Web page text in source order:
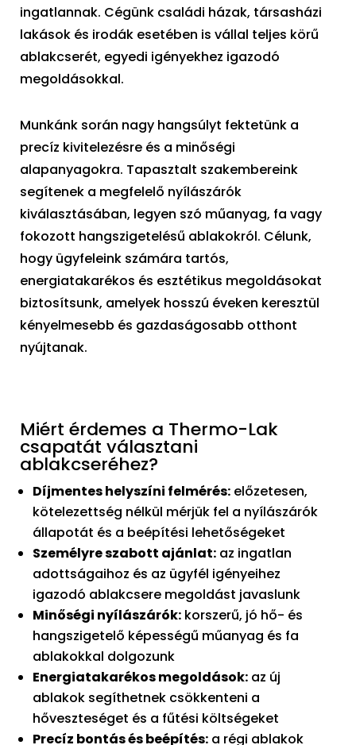
ingatlannak. Cégünk családi házak, társasházi
lakások és irodák esetében is vállal teljes körű
ablakcserét, egyedi igényekhez igazodó
megoldásokkal.
Munkánk során nagy hangsúlyt fektetünk a
precíz kivitelezésre és a minőségi
alapanyagokra. Tapasztalt szakembereink
segítenek a megfelelő nyílászárók
kiválasztásában, legyen szó műanyag, fa vagy
fokozott hangszigetelésű ablakokról. Célunk,
hogy ügyfeleink számára tartós,
energiatakarékos és esztétikus megoldásokat
biztosítsunk, amelyek hosszú éveken keresztül
kényelmesebb és gazdaságosabb otthont
nyújtanak.
Miért érdemes a Thermo-Lak
csapatát választani
ablakcseréhez?
Díjmentes helyszíni felmérés: előzetesen,
kötelezettség nélkül mérjük fel a nyílászárók
állapotát és a beépítési lehetőségeket
Személyre szabott ajánlat: az ingatlan
adottságaihoz és az ügyfél igényeihez
igazodó ablakcsere megoldást javaslunk
Minőségi nyílászárók: korszerű, jó hő- és
hangszigetelő képességű műanyag és fa
ablakokkal dolgozunk
Energiatakarékos megoldások: az új
ablakok segíthetnek csökkenteni a
hőveszteséget és a fűtési költségeket
Precíz bontás és beépítés: a régi ablakok